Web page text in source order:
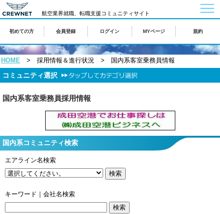
航空業界就職、転職支援コミュニティサイト
初めての方 会員登録 ログイン MYページ 規約
HOME > 採用情報＆進行状況 > 国内系客室乗務員情報
コミュニティ選択
国内系客室乗務員採用情報
国内系コミュニティ検索
エアライン名検索
キーワード｜会社名検索